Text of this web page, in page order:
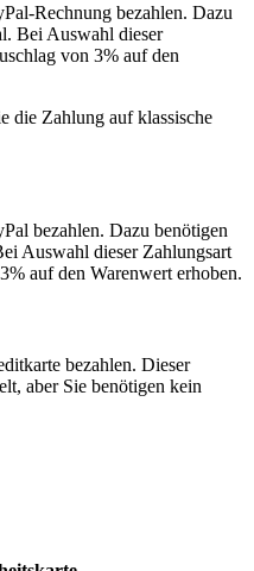
Rechnung bezahlen. Dazu
Bei Auswahl dieser
von 3% auf den
die Zahlung auf klassische
bezahlen. Dazu benötigen
Auswahl dieser Zahlungsart
auf den Warenwert erhoben.
bezahlen. Dieser
aber Sie benötigen kein